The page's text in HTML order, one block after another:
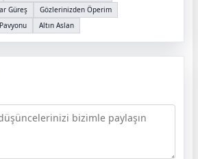
Güreş
Gözlerinizden Öperim
Altın Aslan